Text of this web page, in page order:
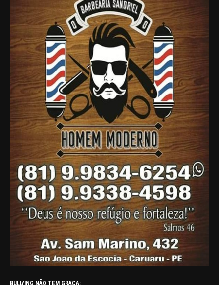
BULLYING NÃO TEM GRAÇA: